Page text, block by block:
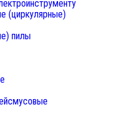
(циркулярные)
пилы